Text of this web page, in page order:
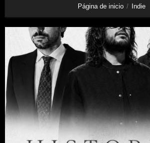
Página de inicio Indie